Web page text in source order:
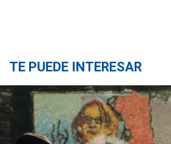
TE PUEDE INTERESAR